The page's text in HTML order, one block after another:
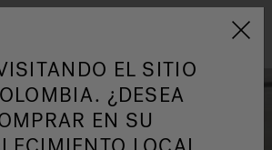
Jacuzzi&reg; Latin
Social
EL SITIO
¿DESEA
EN SU